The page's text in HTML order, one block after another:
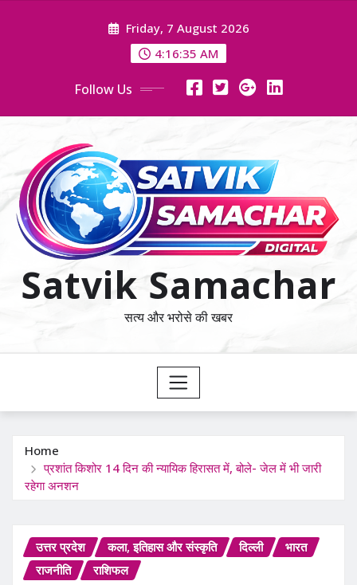
Friday, 7 August 2026
4:16:36 AM
Follow Us
Satvik Samachar
सत्य और भरोसे की खबर
Home
प्रशांत किशोर 14 दिन की न्यायिक हिरासत में, बोले- जेल में भी जारी
रहेगा अनशन
उत्तर प्रदेश कला, इतिहास और संस्कृति दिल्ली
भारत
राजनीति
राशिफल